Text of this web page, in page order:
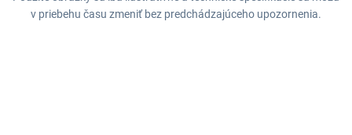
v priebehu času zmeniť bez predchádzajúceho upozornenia.